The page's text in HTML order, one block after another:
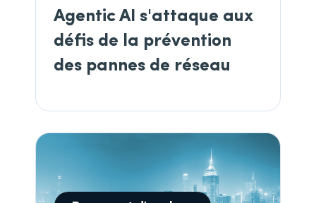
Agentic AI s'attaque aux
défis de la prévention
des pannes de réseau